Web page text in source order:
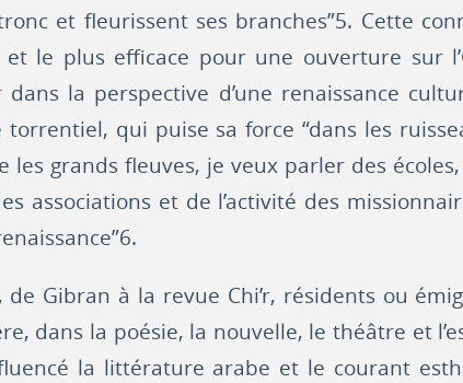
et fleurissent ses branches”5. Cette
le plus efficace pour une ouverture sur
la perspective d’une renaissance
qui puise sa force “dans les
les grands fleuves, je veux parler des
associations et de l’activité des
Gibran à la revue Chi’r, résidents ou
dans la poésie, la nouvelle, le théâtre et
la littérature arabe et le courant